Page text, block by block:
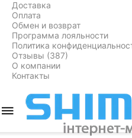
Доставка
Оплата
Обмен и возврат
Программа лояльности
Политика
Отзывы (387)
О компании
Контакты